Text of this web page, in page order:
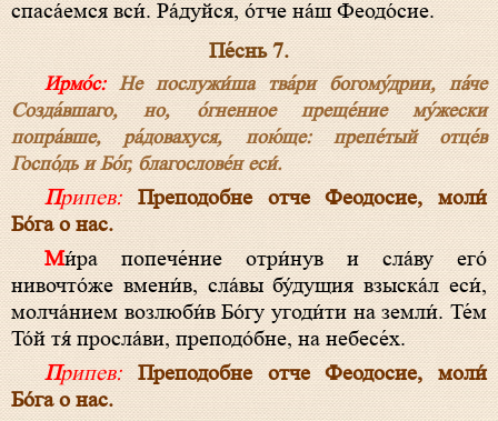
спаса́емся вси́. Ра́дуйся, о́тче на́ш Феодо́сие.
Пе́снь 7.
Ирмо́с:Не послужи́ша тва́ри богому́дрии, па́че
Созда́вшаго, но, о́гненное преще́ние му́жески
попра́вше, ра́довахуся, пою́ще: препе́тый отце́в
Госпо́дь и Бо́г, благослове́н еси́.
Припев:
Преподобне отче Феодосие, моли́
Бо́га о нас.
Ми́ра попече́ние отри́нув и сла́ву его́
нивочто́же вмени́в, сла́вы бу́дущия взыска́л еси́,
молча́нием возлюби́в Бо́гу угоди́ти на земли́. Те́м
То́й тя́ просла́ви, преподо́бне, на небесе́х.
Припев:
Преподобне отче Феодосие, моли́
Бо́га о нас.